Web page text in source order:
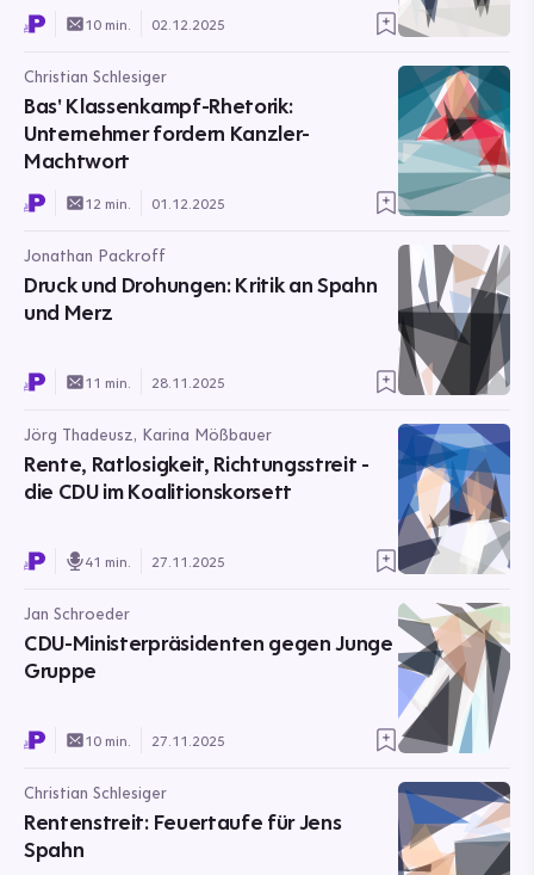
10 min. 02.12.2025
Christian Schlesiger
Bas' Klassenkampf-Rhetorik:
Unternehmer fordern Kanzler-
Machtwort
12 min. 01.12.2025
Jonathan Packroff
Druck und Drohungen: Kritik an Spahn
und Merz
11 min. 28.11.2025
Jörg Thadeusz, Karina Mößbauer
Rente, Ratlosigkeit, Richtungsstreit -
die CDU im Koalitionskorsett
41 min. 27.11.2025
Jan Schroeder
CDU-Ministerpräsidenten gegen Junge
Gruppe
10 min. 27.11.2025
Christian Schlesiger
Rentenstreit: Feuertaufe für Jens
Spahn